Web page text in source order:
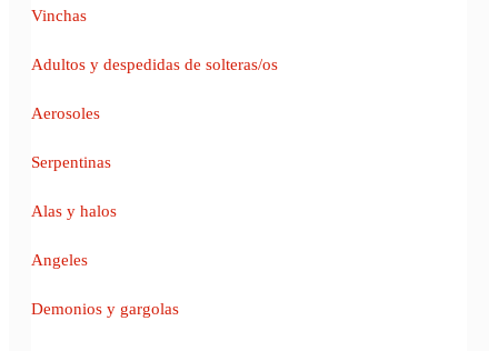
Vinchas
Adultos y despedidas de solteras/os
Aerosoles
Serpentinas
Alas y halos
Angeles
Demonios y gargolas